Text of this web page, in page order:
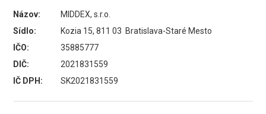
Názov:
MIDDEX, s.r.o.
Sídlo:
Kozia 15, 811 03 Bratislava-Staré Mesto
IČO:
35885777
DIČ:
2021831559
IČ DPH:
SK2021831559